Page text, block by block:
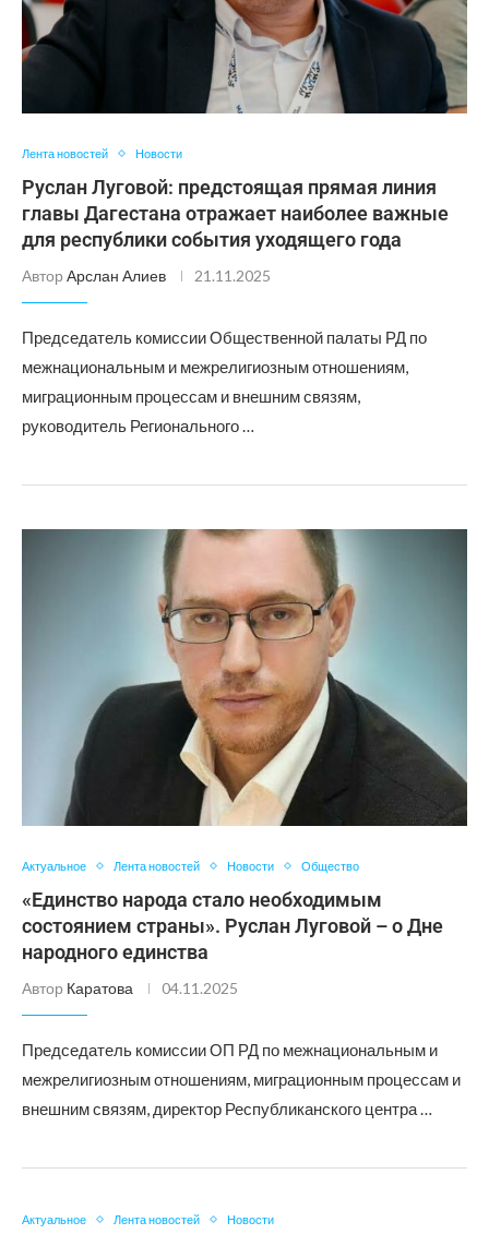
Лента новостей Новости
Руслан Луговой: предстоящая прямая линия
главы Дагестана отражает наиболее важные
для республики события уходящего года
Автор Арслан Алиев 21.11.2025
Председатель комиссии Общественной палаты РД по
межнациональным и межрелигиозным отношениям,
миграционным процессам и внешним связям,
руководитель Регионального …
Актуальное Лента новостей Новости Общество
«Единство народа стало необходимым
состоянием страны». Руслан Луговой – о Дне
народного единства
Автор Каратова 04.11.2025
Председатель комиссии ОП РД по межнациональным и
межрелигиозным отношениям, миграционным процессам и
внешним связям, директор Республиканского центра …
Актуальное Лента новостей Новости